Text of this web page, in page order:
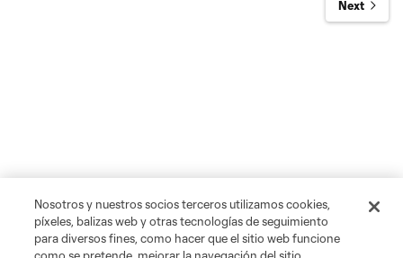
Next
Nosotros y nuestros socios terceros utilizamos cookies,
píxeles, balizas web y otras tecnologías de seguimiento
para diversos fines, como hacer que el sitio web funcione